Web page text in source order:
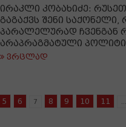
ირაკლი კობახიძე:
გაგაქვს შენი
პარალელურად ჩვენგან
არაპრაგმატული
ვრცლად
5 6 7 8 9 10 11 ...